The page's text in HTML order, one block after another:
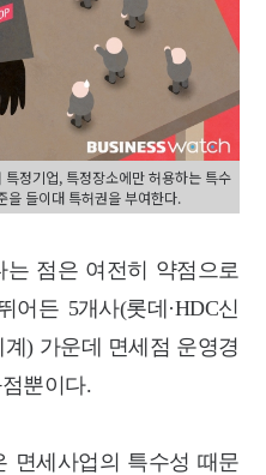
정기업, 특정장소에만 허용하는 특수
을 들이대 특허권을 부여한다.
점은 여전히 약점으로
든 5개사(롯데·HDC신
계) 가운데 면세점 운영경
뿐이다.
면세사업의 특수성 때문